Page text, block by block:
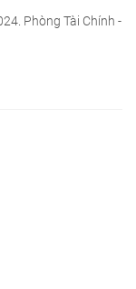
Phòng Tài Chính -